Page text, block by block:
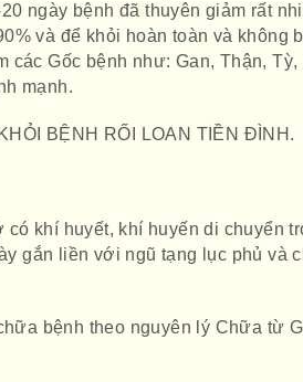
ngày bệnh đã thuyên giảm rất
và để khỏi hoàn toàn và không
Gốc bệnh như: Gan, Thận, Tỳ,
mạnh.
BỆNH RỐI LOAN TIỀN ĐÌNH.
khí huyết, khí huyến di chuyển
gắn liền với ngũ tạng lục phủ và
bệnh theo nguyên lý Chữa từ